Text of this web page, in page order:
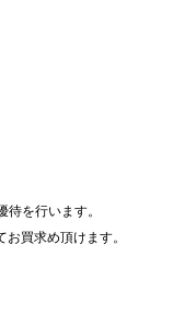
を行います。
買求め頂けます。